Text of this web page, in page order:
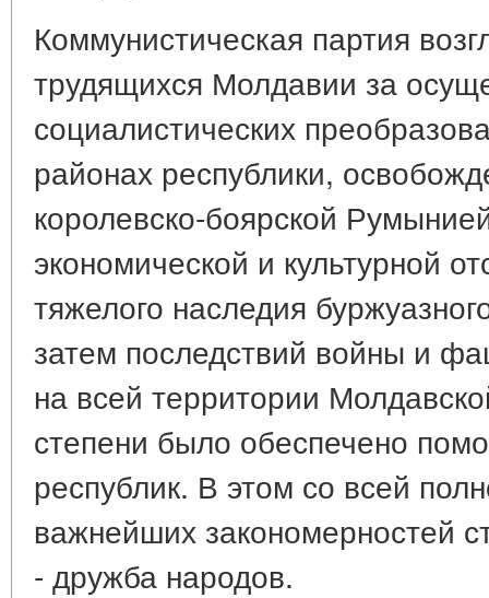
Коммунистическая партия
трудящихся Молдавии за
социалистических
районах республики,
королевско-боярской
экономической и культурной
тяжелого наследия
затем последствий войны и
на всей территории
степени было обеспечено
республик. В этом со всей
важнейших закономерностей
- дружба народов.